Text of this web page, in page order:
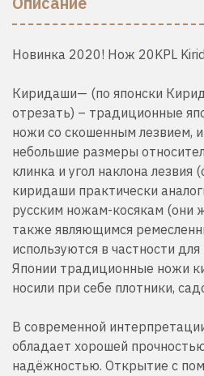
Новинка 2020! Нож 20KPL
Киридаши— (по японски
отрезать) – традиционные
ножи со скошенным лезвием,
небольшие размеры
клинка и угол наклона лезвия
киридаши практически
русским ножам-косякам (они
также являющимся
используются в частности
Японии традиционные ножи
носили при себе плотники,
В современной
обладает хорошей
надёжностью. Открытие с